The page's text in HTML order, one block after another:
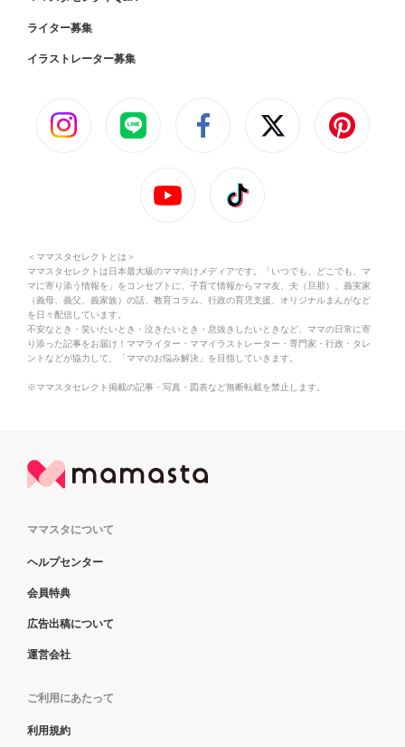
ライター募集
イラストレーター募集
＜ママスタセレクトとは＞
ママスタセレクトは日本最大級のママ向けメディアです。「いつでも、どこでも、マ
マに寄り添う情報を」をコンセプトに、子育て情報からママ友、夫（旦那）、義実家
（義母、義父、義家族）の話、教育コラム、行政の育児支援、オリジナルまんがなど
を日々配信しています。
不安なとき・笑いたいとき・泣きたいとき・息抜きしたいときなど、ママの日常に寄
り添った記事をお届け！ママライター・ママイラストレーター・専門家・行政・タレ
ントなどが協力して、「ママのお悩み解決」を目指していきます。
※ママスタセレクト掲載の記事・写真・図表など無断転載を禁止します。
ママスタについて
ヘルプセンター
会員特典
広告出稿について
運営会社
ご利用にあたって
利用規約